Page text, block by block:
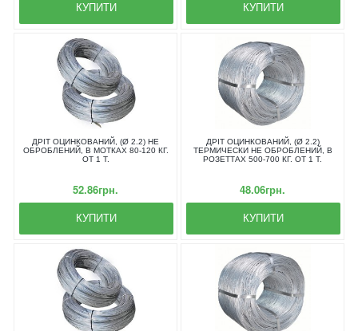
КУПИТИ КУПИТИ
ДРІТ ОЦИНКОВАНИЙ, (Ø 2.2) НЕ
ОБРОБЛЕНИЙ, В МОТКАХ 80-120 КГ.
ОТ 1 Т.
52.86грн.
КУПИТИ
ДРІТ ОЦИНКОВАНИЙ, (Ø 2.2)
ТЕРМИЧЕСКИ НЕ ОБРОБЛЕНИЙ, В
РОЗЕТТАХ 500-700 КГ. ОТ 1 Т.
48.06грн.
КУПИТИ